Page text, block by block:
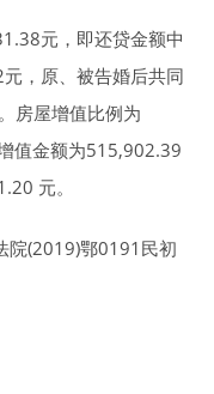
元，即还贷金额中
，原、被告婚后共同
房屋增值比例为
值金额为515,902.39
元。
院(2019)鄂0191民初